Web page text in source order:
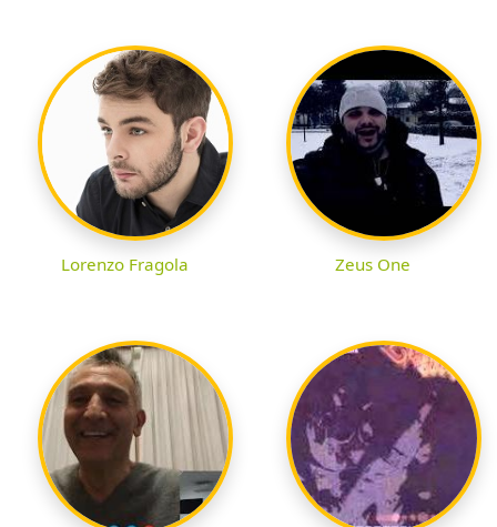
Lorenzo Fragola Zeus One